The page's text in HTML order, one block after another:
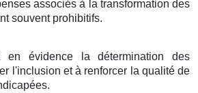
associés à la transformation des
souvent prohibitifs.
en évidence la détermination des
l'inclusion et à renforcer la qualité de